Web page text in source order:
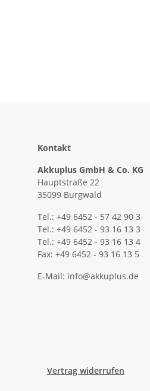
Kontakt
Akkuplus GmbH & Co. KG
Hauptstraße 22
35099 Burgwald
Tel.: +49 6452 - 57 42 90 3
Tel.: +49 6452 - 93 16 13 3
Tel.: +49 6452 - 93 16 13 4
Fax: +49 6452 - 93 16 13 5
E-Mail: info@akkuplus.de
Vertrag widerrufen